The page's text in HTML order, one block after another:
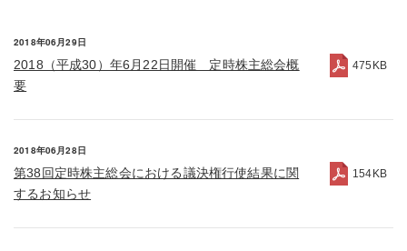
2018年06月29日
2018（平成30）年6月22日開催 定時株主総会概
要
475KB
2018年06月28日
第38回定時株主総会における議決権行使結果に関
するお知らせ
154KB